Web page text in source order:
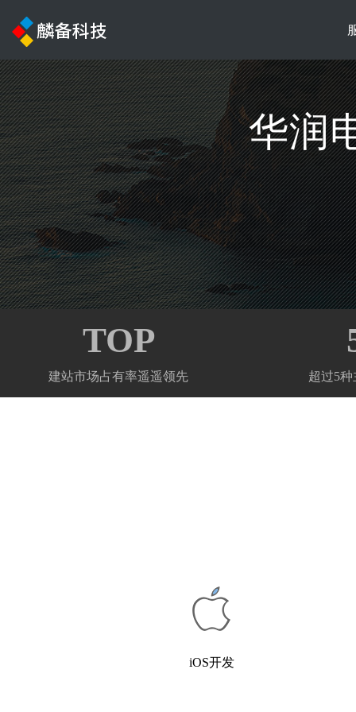
华润
TOP
建站市场占有率遥遥领先 超过5
iOS开发